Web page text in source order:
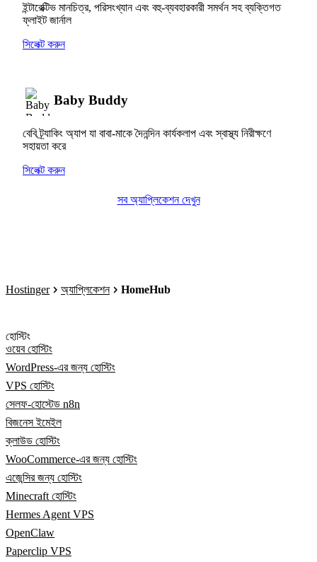
ইন্টারেক্টিভ মানচিত্র, পরিসংখ্যান এবং বহু-ব্যবহারকারী সমর্থন সহ ব্যক্তিগত
ফ্লাইট জার্নাল
সিলেক্ট করুন
Baby Buddy
বেবি ট্র্যাকিং অ্যাপ যা বাবা-মাকে দৈনন্দিন কার্যকলাপ এবং স্বাস্থ্য নিরীক্ষণে
সহায়তা করে
সিলেক্ট করুন
সব অ্যাপ্লিকেশন দেখুন
Hostinger অ্যাপ্লিকেশন HomeHub
হোস্টিং
ওয়েব হোস্টিং
WordPress-এর জন্য হোস্টিং
VPS হোস্টিং
সেলফ-হোস্টেড n8n
বিজনেস ইমেইল
ক্লাউড হোস্টিং
WooCommerce-এর জন্য হোস্টিং
এজেন্সির জন্য হোস্টিং
Minecraft হোস্টিং
Hermes Agent VPS
OpenClaw
Paperclip VPS